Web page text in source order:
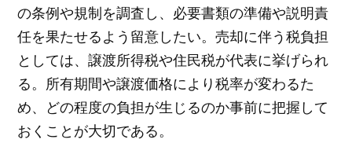
の条例や規制を調査し、必要書類の準備や説明責
任を果たせるよう留意したい。売却に伴う税負担
としては、譲渡所得税や住民税が代表に挙げられ
る。所有期間や譲渡価格により税率が変わるた
め、どの程度の負担が生じるのか事前に把握して
おくことが大切である。